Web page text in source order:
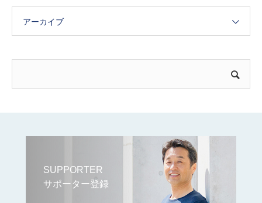
アーカイブ
SUPPORTER
サポーター登録